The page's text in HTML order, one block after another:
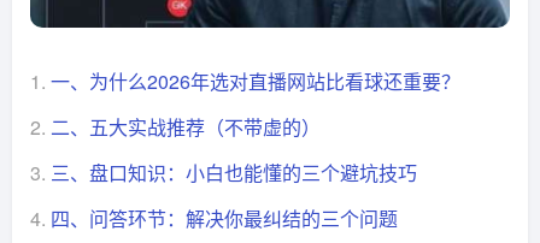
1. 一、为什么2026年选对直播网站比看球还重要？
2. 二、五大实战推荐（不带虚的）
3. 三、盘口知识：小白也能懂的三个避坑技巧
4. 四、问答环节：解决你最纠结的三个问题